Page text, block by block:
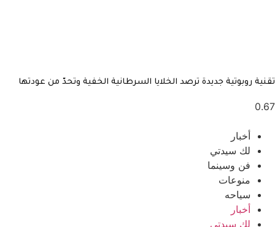
تقنية روبوتية جديدة ترصد الخلايا السرطانية الخفية وتحدّ من عودتها
أخبار
لك سيدتي
فن وسينما
منوعات
سياحه
أخبار
لك سيدتي